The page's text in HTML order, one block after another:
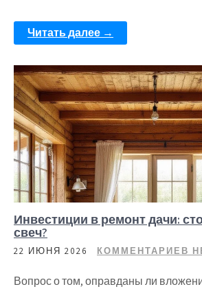
Читать далее →
Инвестиции в ремонт дачи:
свеч?
22 ИЮНЯ 2026 КОММЕНТАРИЕВ
Вопрос о том, оправданы ли